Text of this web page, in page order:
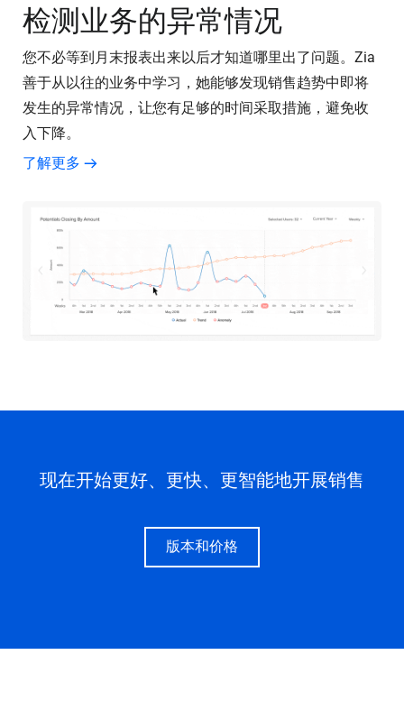
检测业务的异常情况
您不必等到月末报表出来以后才知道哪里出了问题。Zia
善于从以往的业务中学习，她能够发现销售趋势中即将
发生的异常情况，让您有足够的时间采取措施，避免收
入下降。
了解更多
现在开始更好、更快、更智能地开展销售
版本和价格